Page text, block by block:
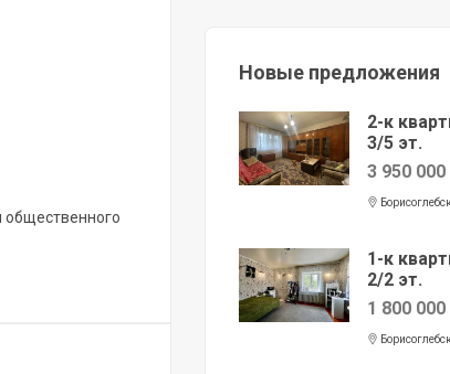
общественного
Новые предложения
2-к
3/5 эт.
3 950 000
1-к
2/2 эт.
1 800 000